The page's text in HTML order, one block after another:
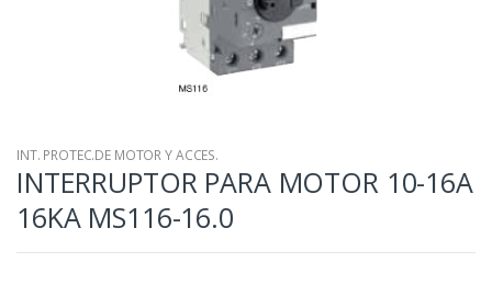
INT. PROTEC.DE MOTOR Y ACCES.
INTERRUPTOR PARA MOTOR 10-16A
16KA MS116-16.0